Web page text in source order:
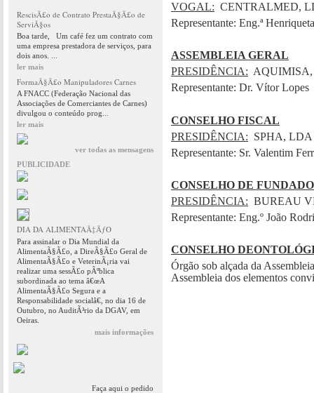
RescisÃ£o de Contrato PrestaÃ§Ã£o de
ServiÃ§os
Boa tarde, Um café fez um contrato com
uma empresa prestadora de serviços, para
dois anos. ...
ler mais
FormaÃ§Ã£o Manipuladores Carnes
A FNACC (Federação Nacional das
Associações de Comerciantes de Carnes)
divulgou o conteúdo prog...
ler mais
ver todas as mensagens
PUBLICIDADE
DIA DA ALIMENTAÃ‡ÃƒO
Para assinalar o Dia Mundial da
AlimentaÃ§Ã£o, a DireÃ§Ã£o Geral de
AlimentaÃ§Ã£o e VeterinÃ¡ria vai
realizar uma sessÃ£o pÃºblica
subordinada ao tema â€œA
AlimentaÃ§Ã£o Segura e a
Responsabilidade socialâ€, no dia 16 de
Outubro, no AuditÃ³rio da DGAV, em
Oeiras.
mais informações
Faça aqui o pedido
VOGAL: CENTRALMED,
Representante: Eng.ª
ASSEMBLEIA GERAL
PRESIDÊNCIA:
Representante: Dr. Vítor Lopes
CONSELHO FISCAL
PRESIDÊNCIA: SPHA, LDA
Representante: Sr. Valentim
CONSELHO DE
PRESIDÊNCIA: BUREAU
Representante: Eng.º João
CONSELHO
Órgão sob alçada da
Assembleia dos elementos